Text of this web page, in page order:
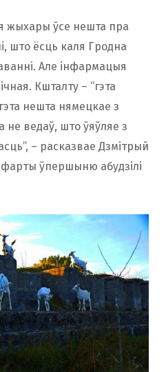
жыхары ўсе нешта пра
што ёсць каля Гродна
Але інфармацыя
Кшталту – “гэта
нешта нямецкае з
не ведаў, што ўяўляе з
– расказвае Дзмітрый
ўпершыню абудзілі